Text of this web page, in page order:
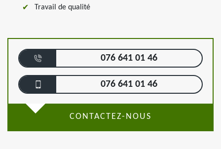
Travail de qualité
076 641 01 46
076 641 01 46
CONTACTEZ-NOUS